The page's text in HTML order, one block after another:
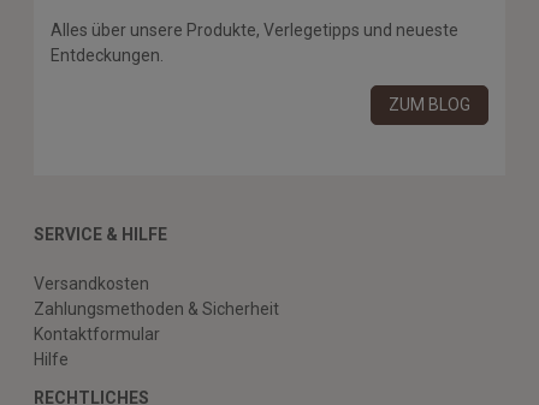
Alles über unsere Produkte, Verlegetipps und neueste
Entdeckungen.
ZUM BLOG
SERVICE & HILFE
Versandkosten
Zahlungsmethoden & Sicherheit
Kontaktformular
Hilfe
RECHTLICHES